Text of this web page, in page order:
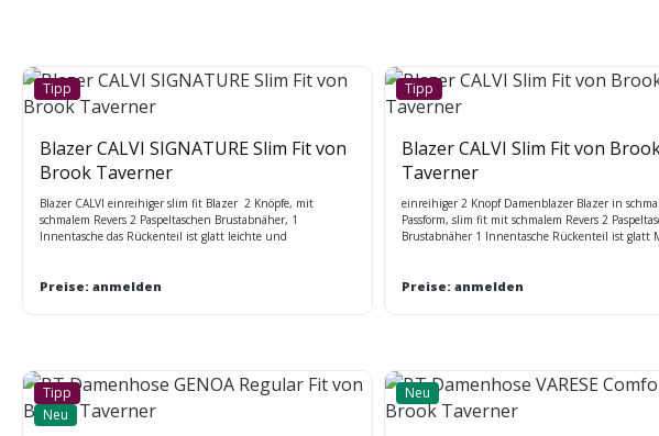
Tipp
Blazer CALVI SIGNATURE Slim Fit von
Brook Taverner
Blazer CALVI einreihiger slim fit Blazer 2 Knöpfe, mit
schmalem Revers 2 Paspeltaschen Brustabnäher, 1
Innentasche das Rückenteil ist glatt leichte und
grey Rückenlänge bei Gr.40R = 55,5 cm Maßtabelle BT
Preise: anmelden
Tipp
Blazer CALVI Slim Fit von
Taverner
einreihiger 2 Knopf Damenblazer Blazer in
Passform, slim fit mit schmalem Revers 2
Brustabnäher 1 Innentasche Rückenteil ist glatt
Preise: anmelden
Tipp
Neu
Neu